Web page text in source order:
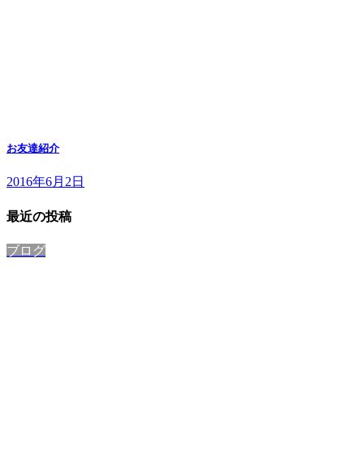
お友達紹介
2016年6月2日
最近の投稿
ブログ